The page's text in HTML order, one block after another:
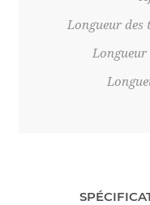
Longueur des
Longueur